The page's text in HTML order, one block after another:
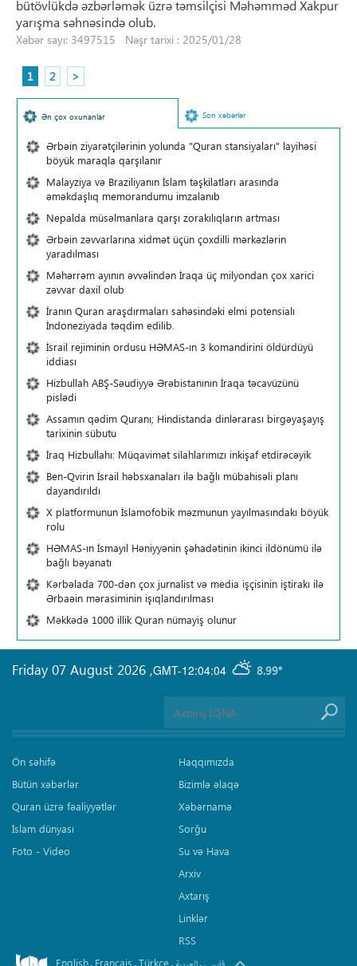
bütövlükdə əzbərləmək üzrə təmsilçisi Məhəmməd Xakpur
yarışma səhnəsində olub.
Xəbər sayı: 3497515 Nəşr tarixi : 2025/01/28
1 2 >
Ən çox oxunanlar Son xəbərlər
Ərbəin ziyarətçilərinin yolunda "Quran stansiyaları" layihəsi
böyük maraqla qarşılanır
Malayziya və Braziliyanın İslam təşkilatları arasında
əməkdaşlıq memorandumu imzalanıb
Nepalda müsəlmanlara qarşı zorakılıqların artması
Ərbəin zəvvarlarına xidmət üçün çoxdilli mərkəzlərin
yaradılması
Məhərrəm ayının əvvəlindən İraqa üç milyondan çox xarici
zəvvar daxil olub
İranın Quran araşdırmaları sahəsindəki elmi potensialı
İndoneziyada təqdim edilib.
İsrail rejiminin ordusu HƏMAS-ın 3 komandirini öldürdüyü
iddiası
Hizbullah ABŞ-Səudiyyə Ərəbistanının İraqa təcavüzünü
pislədi
Assamın qədim Quranı; Hindistanda dinlərarası birgəyaşayış
tarixinin sübutu
İraq Hizbullahı: Müqavimət silahlarımızı inkişaf etdirəcəyik
Ben-Qvirin İsrail həbsxanaları ilə bağlı mübahisəli planı
dayandırıldı
X platformunun İslamofobik məzmunun yayılmasındakı böyük
rolu
HƏMAS-ın İsmayıl Həniyyənin şəhadətinin ikinci ildönümü ilə
bağlı bəyanatı
Kərbəlada 700-dən çox jurnalist və media işçisinin iştirakı ilə
Ərbaəin mərasiminin işıqlandırılması
Məkkədə 1000 illik Quran nümayiş olunur
GMT-12:04:04 8.99°
Friday 07 August 2026 ,
Ön səhifə
Bütün xəbərlər
Quran üzrə fəaliyyətlər
İslam dünyası
Foto - Video
Haqqımızda
Bizimlə əlaqə
Xəbərnamə
Sorğu
Su və Hava
Arxiv
Axtarış
Linklər
RSS
English. Français.Türkçe. .